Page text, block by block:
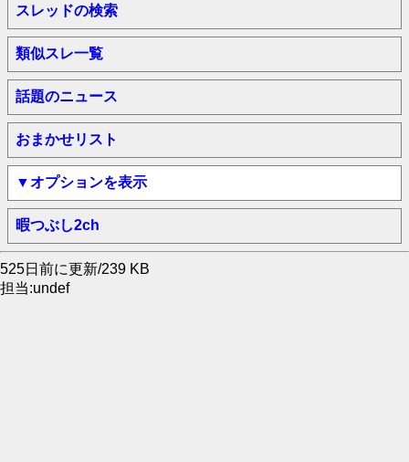
スレッドの検索
類似スレ一覧
話題のニュース
おまかせリスト
▼オプションを表示
暇つぶし2ch
525日前に更新/239 KB
担当:undef